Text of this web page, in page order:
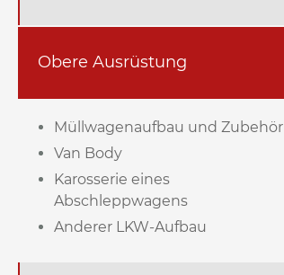
Obere Ausrüstung
Müllwagenaufbau und Zubehör
Van Body
Karosserie eines
Abschleppwagens
Anderer LKW-Aufbau